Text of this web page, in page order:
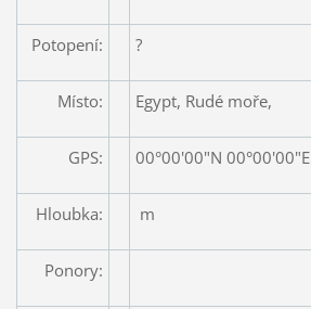
Potopení: ?
Místo: Egypt, Rudé moře,
GPS: 00°00'00"N 00°00'00"E
Hloubka: m
Ponory: